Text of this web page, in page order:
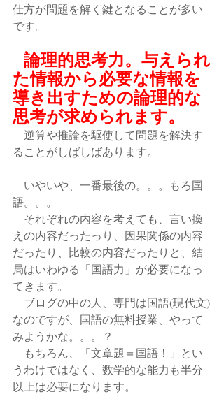
仕方が問題を解く鍵となることが多い
です。
論理的思考力。与えられ
た情報から必要な情報を
導き出すための論理的な
思考が求められます。
逆算や推論を駆使して問題を解決す
ることがしばしばあります。
いやいや、一番最後の。。。もろ国
語。。。
それぞれの内容を考えても、言い換
えの内容だったっり、因果関係の内容
だったり、比較の内容だったりと、結
局はいわゆる「国語力」が必要になっ
てきます。
ブログの中の人、専門は国語(現代文)
なのですが、国語の無料授業、やって
みようかな。。。？
もちろん、「文章題＝国語！」とい
うわけではなく、数学的な能力も半分
以上は必要になります。